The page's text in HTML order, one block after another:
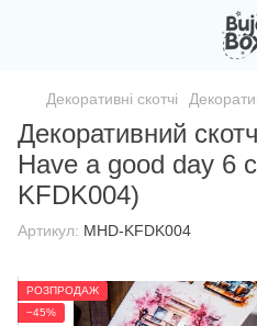
Декоративні скотчі
Декоративний
Have a good day 6
KFDK004)
Артикул: MHD-KFDK004
РОЗПРОДАЖ
−45%